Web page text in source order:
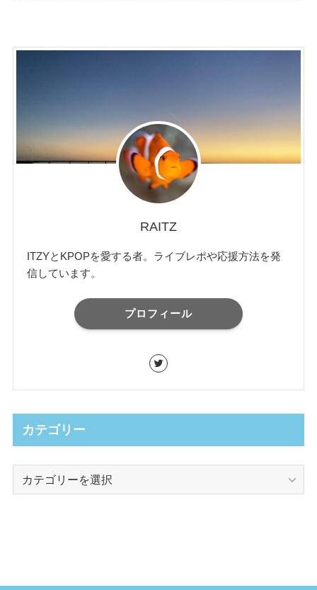
RAITZ
ITZYとKPOPを愛する者。ライブレポや応援方法を発
信しています。
プロフィール
カテゴリー